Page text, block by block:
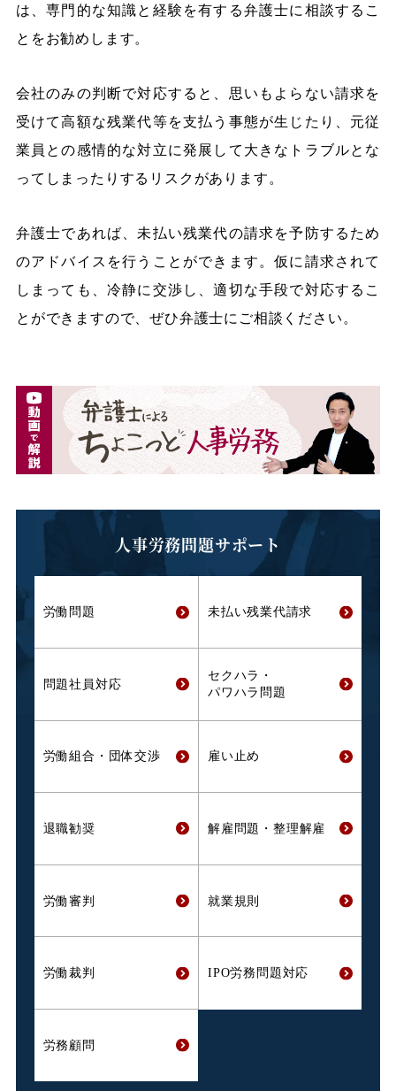
は、専門的な知識と経験を有する弁護士に相談するこ
とをお勧めします。
会社のみの判断で対応すると、思いもよらない請求を
受けて高額な残業代等を支払う事態が生じたり、元従
業員との感情的な対立に発展して大きなトラブルとな
ってしまったりするリスクがあります。
弁護士であれば、未払い残業代の請求を予防するため
のアドバイスを行うことができます。仮に請求されて
しまっても、冷静に交渉し、適切な手段で対応するこ
とができますので、ぜひ弁護士にご相談ください。
人事労務問題サポート
労働問題 未払い残業代請求
問題社員対応
セクハラ・
パワハラ問題
労働組合・ 団体交渉 雇い止め
退職勧奨 解雇問題・ 整理解雇
労働審判 就業規則
労働裁判 IPO労務問題対応
労務顧問